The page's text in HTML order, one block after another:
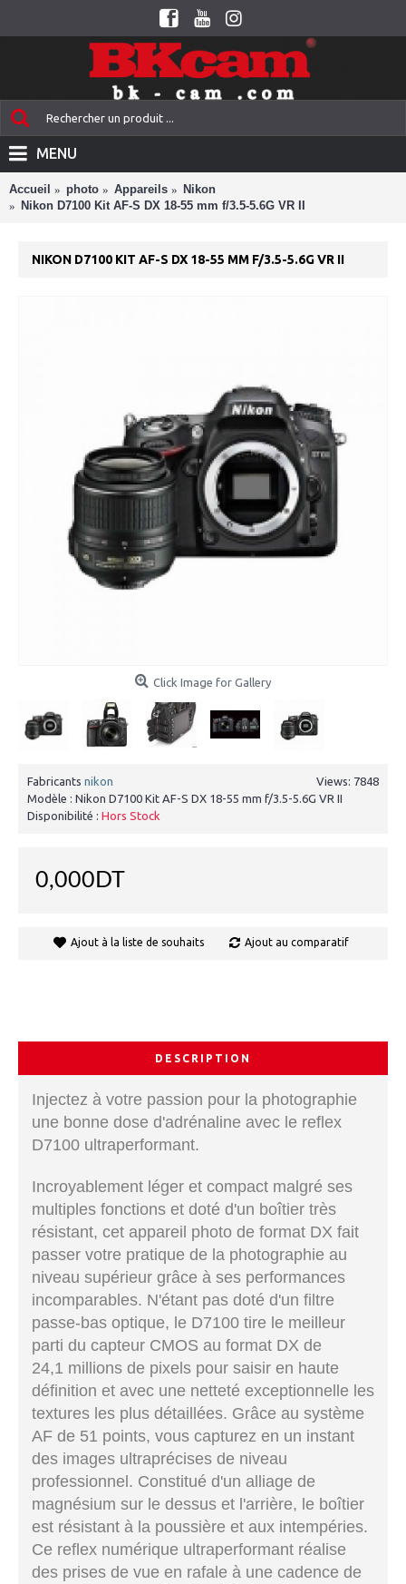
MENU
Accueil photo Appareils
Nikon
Nikon D7100 Kit AF-S DX 18-55 mm f/3.5-5.6G VR II
NIKON D7100 KIT AF-S DX 18-55 MM F/3.5-5.6G VR II
Click Image for Gallery
Views: 7848
Fabricants nikon
Modèle : Nikon D7100 Kit AF-S DX 18-55 mm f/3.5-5.6G VR II
Disponibilité : Hors Stock
0,000DT
Ajout à la liste de souhaits Ajout au comparatif
DESCRIPTION
Injectez à votre passion pour la photographie
une bonne dose d'adrénaline avec le reflex
D7100 ultraperformant.
Incroyablement léger et compact malgré ses
multiples fonctions et doté d'un boîtier très
résistant, cet appareil photo de format DX fait
passer votre pratique de la photographie au
niveau supérieur grâce à ses performances
incomparables. N'étant pas doté d'un filtre
passe-bas optique, le D7100 tire le meilleur
parti du capteur CMOS au format DX de
24,1 millions de pixels pour saisir en haute
définition et avec une netteté exceptionnelle les
textures les plus détaillées. Grâce au système
AF de 51 points, vous capturez en un instant
des images ultraprécises de niveau
professionnel. Constitué d'un alliage de
magnésium sur le dessus et l'arrière, le boîtier
est résistant à la poussière et aux intempéries.
Ce reflex numérique ultraperformant réalise
des prises de vue en rafale à une cadence de